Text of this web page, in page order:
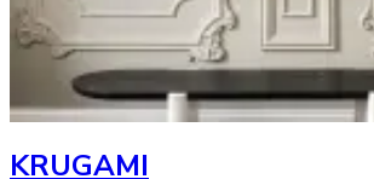
KRUGAMI